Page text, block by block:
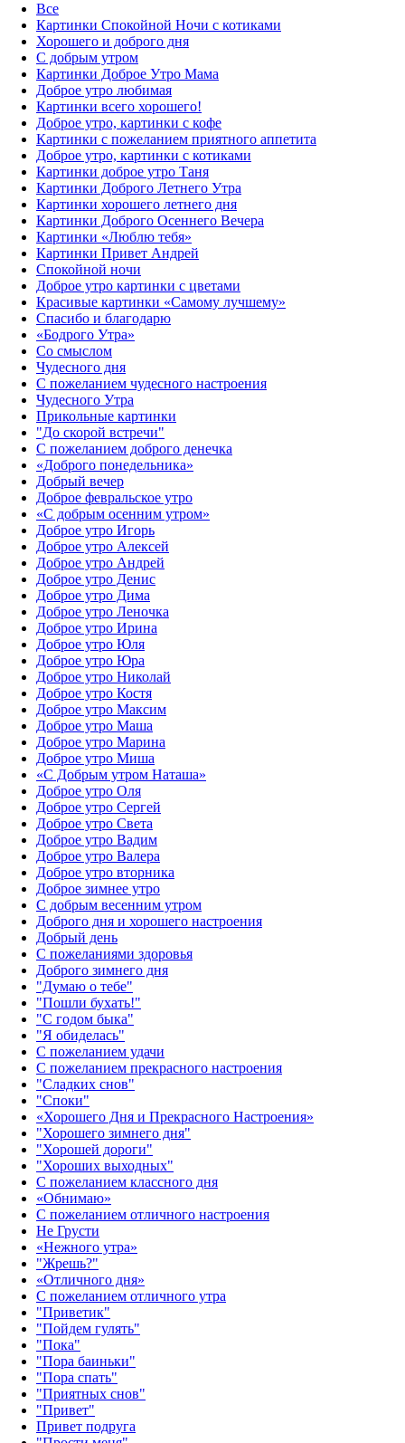
Все
Картинки Спокойной Ночи с котиками
Хорошего и доброго дня
С добрым утром
Картинки Доброе Утро Мама
Доброе утро любимая
Картинки всего хорошего!
Доброе утро, картинки с кофе
Картинки с пожеланием приятного аппетита
Доброе утро, картинки с котиками
Картинки доброе утро Таня
Картинки Доброго Летнего Утра
Картинки хорошего летнего дня
Картинки Доброго Осеннего Вечера
Картинки «Люблю тебя»
Картинки Привет Андрей
Спокойной ночи
Доброе утро картинки с цветами
Красивые картинки «Самому лучшему»
Спасибо и благодарю
«‎Бодрого Утра»‎
Со смыслом
Чудесного дня
С пожеланием чудесного настроения
Чудесного Утра
Прикольные картинки
"До скорой встречи"
С пожеланием доброго денечка
«Доброго понедельника»‎
Добрый вечер
Доброе февральское утро
«С добрым осенним утром»‎
Доброе утро Игорь
Доброе утро Алексей
Доброе утро Андрей
Доброе утро Денис
Доброе утро Дима
Доброе утро Леночка
Доброе утро Ирина
Доброе утро Юля
Доброе утро Юра
Доброе утро Николай
Доброе утро Костя
Доброе утро Максим
Доброе утро Маша
Доброе утро Марина
Доброе утро Миша
«С Добрым утром Наташа»
Доброе утро Оля
Доброе утро Сергей
Доброе утро Света
Доброе утро Вадим
Доброе утро Валера
Доброе утро вторника
Доброе зимнее утро
С добрым весенним утром
Доброго дня и хорошего настроения
Добрый день
С пожеланиями здоровья
Доброго зимнего дня
"Думаю о тебе"
"Пошли бухать!"
"С годом быка"
"Я обиделась"
С пожеланием удачи
С пожеланием прекрасного настроения
"Сладких снов"
"Споки"
«Хорошего Дня и Прекрасного Настроения»
"Хорошего зимнего дня"
"Хорошей дороги"
"Хороших выходных"
С пожеланием классного дня
«Обнимаю»
С пожеланием отличного настроения
Не Грусти
«Нежного утра»‎
"Жрешь?"
«Отличного дня»‎
С пожеланием отличного утра
"Приветик"
"Пойдем гулять"
"Пока"
"Пора баиньки"
"Пора спать"
"Приятных снов"
"Привет"
Привет подруга